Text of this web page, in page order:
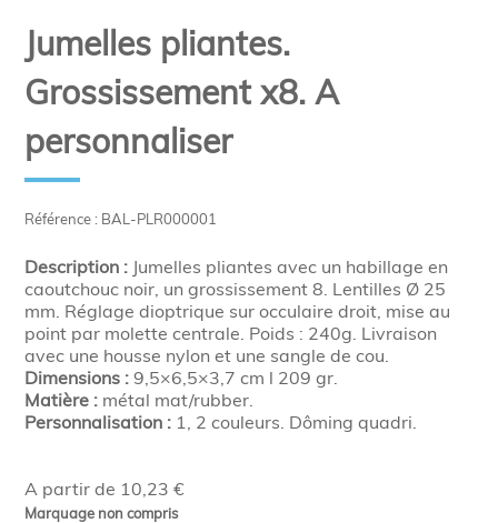
Référence : BAL-PLR000001
A partir de 10,23 €
Marquage non compris
Jumelles pliantes.
Grossissement x8. A
personnaliser
Description : Jumelles pliantes avec un habillage en
caoutchouc noir, un grossissement 8. Lentilles Ø 25
mm. Réglage dioptrique sur occulaire droit, mise au
point par molette centrale. Poids : 240g. Livraison
avec une housse nylon et une sangle de cou.
Dimensions : 9,5×6,5×3,7 cm l 209 gr.
Matière : métal mat/rubber.
Personnalisation : 1, 2 couleurs. Dôming quadri.